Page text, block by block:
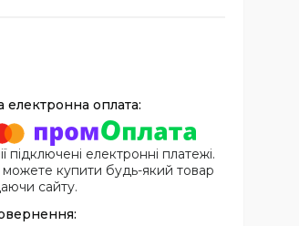
підключені електронні платежі.
купити будь-який товар
сайту.